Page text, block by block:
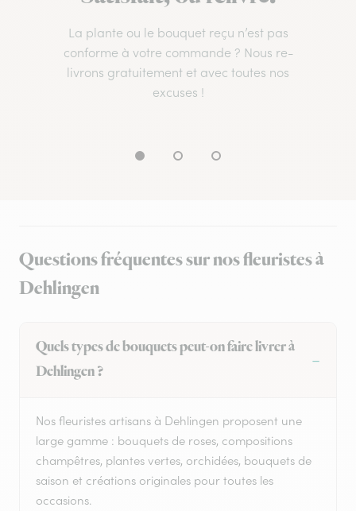
La plante ou le bouquet reçu n’est pas
conforme à votre commande ? Nous re-
livrons gratuitement et avec toutes nos
excuses !
Questions fréquentes sur nos fleuristes à
Dehlingen
Quels types de bouquets peut-on faire livrer à
Dehlingen ?
Nos fleuristes artisans à Dehlingen proposent une
large gamme : bouquets de roses, compositions
champêtres, plantes vertes, orchidées, bouquets de
saison et créations originales pour toutes les
occasions.